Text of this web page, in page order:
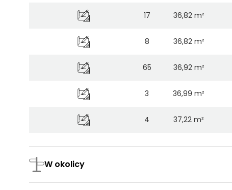
17 36,82 m²
8 36,82 m²
65 36,92 m²
3 36,99 m²
4 37,22 m²
18 37,23 m²
W okolicy